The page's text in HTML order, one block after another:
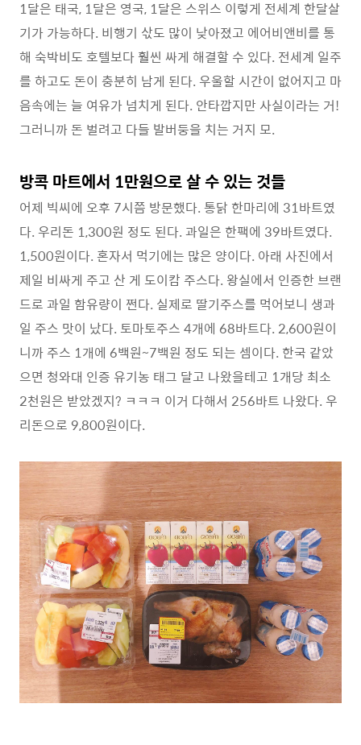
1달은 태국, 1달은 영국, 1달은 스위스 이렇게 전세계 한달살
기가 가능하다. 비행기 삯도 많이 낮아졌고 에어비앤비를 통
해 숙박비도 호텔보다 훨씬 싸게 해결할 수 있다. 전세계 일주
를 하고도 돈이 충분히 남게 된다. 우울할 시간이 없어지고 마
음속에는 늘 여유가 넘치게 된다. 안타깝지만 사실이라는 거!
그러니까 돈 벌려고 다들 발버둥을 치는 거지 모.
방콕 마트에서 1만원으로 살 수 있는 것들
어제 빅씨에 오후 7시쯤 방문했다. 통닭 한마리에 31바트였
다. 우리돈 1,300원 정도 된다. 과일은 한팩에 39바트였다.
1,500원이다. 혼자서 먹기에는 많은 양이다. 아래 사진에서
제일 비싸게 주고 산 게 도이캄 주스다. 왕실에서 인증한 브랜
드로 과일 함유량이 쩐다. 실제로 딸기주스를 먹어보니 생과
일 주스 맛이 났다. 토마토주스 4개에 68바트다. 2,600원이
니까 주스 1개에 6백원~7백원 정도 되는 셈이다. 한국 같았
으면 청와대 인증 유기농 태그 달고 나왔을테고 1개당 최소
2천원은 받았겠지? ㅋㅋㅋ 이거 다해서 256바트 나왔다. 우
리돈으로 9,800원이다.